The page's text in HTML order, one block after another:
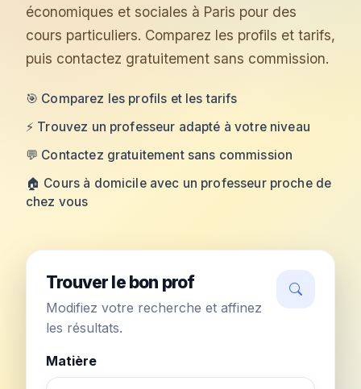
économiques et sociales à Paris pour des
cours particuliers. Comparez les profils et tarifs,
puis contactez gratuitement sans commission.
🎯 Comparez les profils et les tarifs
⚡ Trouvez un professeur adapté à votre niveau
💬 Contactez gratuitement sans commission
🏠 Cours à domicile avec un professeur proche de
chez vous
Trouver le bon prof
Modifiez votre recherche et affinez
les résultats.
Matière